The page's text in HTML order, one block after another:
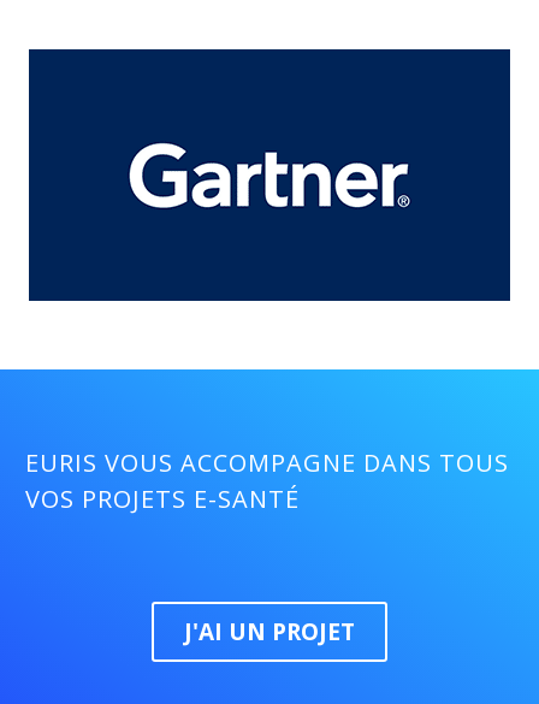
EURIS VOUS ACCOMPAGNE DANS TOUS
VOS PROJETS E-SANTÉ
J'AI UN PROJET